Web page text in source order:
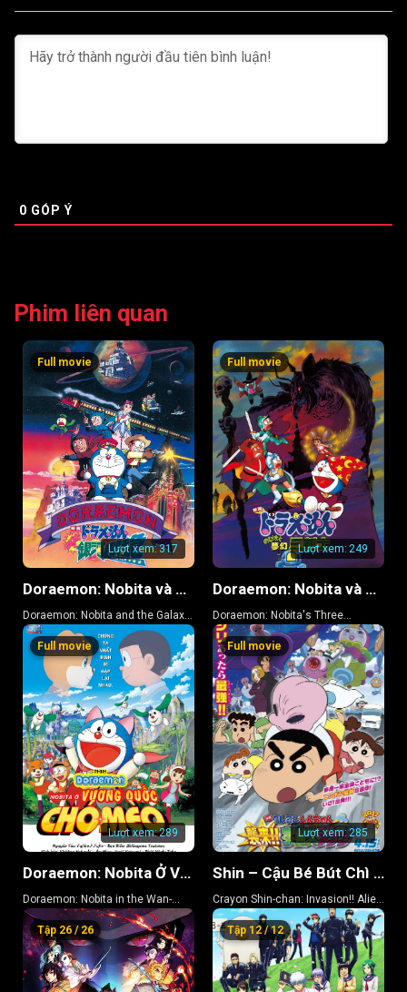
0 GÓP Ý
Phim liên quan
Lượt xem:317
Full movie
Doraemon: Nobita và Chuyến Tàu Tốc Hành Ngân Hà
Doraemon: Nobita and the Galaxy
Super-express
Lượt xem: 249
Full movie
Doraemon: Nobita và Ba Chàng Hiệp Sĩ Mộng Mơ
Doraemon: Nobita's Three
Visionary Swordsmen
Lượt xem:289
Full movie
Doraemon: Nobita Ở Vương Quốc Chó Mèo
Doraemon: Nobita in the Wan-
Nyan Spacetime Odyssey
Lượt xem: 285
Full movie
Shin – Cậu Bé Bút Chì 25
Crayon Shin-chan: Invasion!! Alien
Shiriri
Tập 26 / 26
Tập 12 / 12